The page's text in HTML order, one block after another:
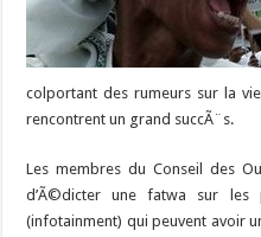
colportant des rumeurs sur la
rencontrent un grand succÃ¨s.
Les membres du Conseil des
d’Ã©dicter une fatwa sur les
(infotainment) qui peuvent avoir